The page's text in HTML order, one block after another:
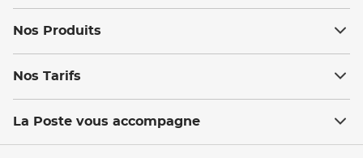
Nos Produits
Nos Tarifs
La Poste vous accompagne